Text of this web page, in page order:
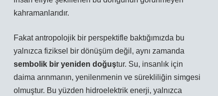
kahramanlarıdır.
Fakat antropolojik bir perspektifle baktığımızda bu
yalnızca fiziksel bir dönüşüm değil, aynı zamanda
sembolik bir yeniden doğuştur. Su, insanlık için
daima arınmanın, yenilenmenin ve sürekliliğin simgesi
olmuştur. Bu yüzden hidroelektrik enerji, yalnızca